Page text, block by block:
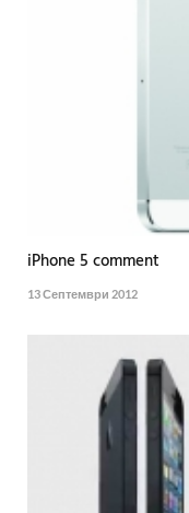
iPhone 5 comment
13 Септември 2012